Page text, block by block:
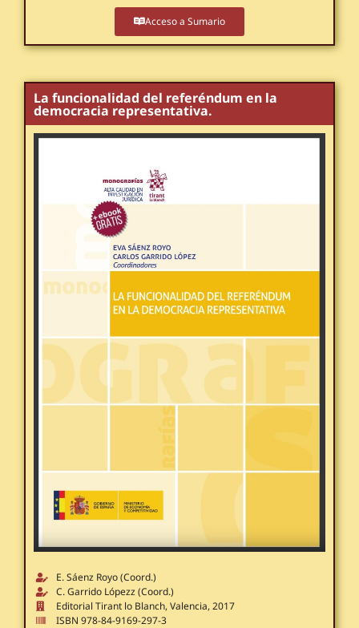
Acceso a Sumario
La funcionalidad del referéndum en la
democracia representativa.
E. Sáenz Royo (Coord.)
C. Garrido Lópezz (Coord.)
Editorial Tirant lo Blanch, Valencia, 2017
ISBN 978-84-9169-297-3